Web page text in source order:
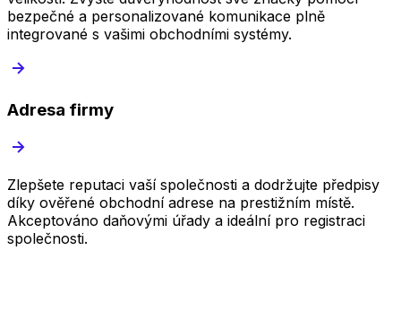
bezpečné a personalizované komunikace plně
integrované s vašimi obchodními systémy.
Adresa firmy
Zlepšete reputaci vaší společnosti a dodržujte předpisy
díky ověřené obchodní adrese na prestižním místě.
Akceptováno daňovými úřady a ideální pro registraci
společnosti.